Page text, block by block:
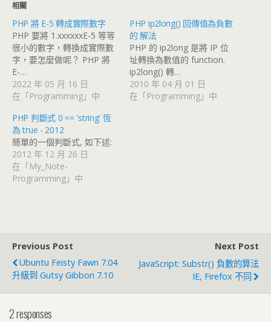
相關
PHP 將 E-5 轉成實際數字
PHP 要將 1.xxxxxxE-5 等等
很小的數字，轉換成實際數
字，要怎麼做呢？ PHP 將
E-…
2022 年 05 月 16 日
在「Programming」中
PHP ip2long() 回傳值為負數
的 解法
PHP 的 ip2long 是將 IP 位
址轉換為數值的 function.
ip2long() 轉…
2010 年 04 月 01 日
在「Programming」中
PHP 判斷式 0 == 'string' 恆
為 true - 2012
簡單的一個判斷式, 如下述:
2012 年 12 月 26 日
在「My_Note-
Programming」中
Previous Post
Ubuntu Feisty Fawn 7.04
升級到 Gutsy Gibbon 7.10
Next Post
JavaScript: Substr() 負數的算法
IE, Firefox 不同
2 responses